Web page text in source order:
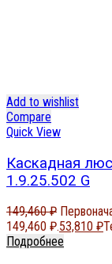
Add to wishlist
Compare
Quick View
Каскадная
1.9.25.502 G
149,460₽
149,460 ₽.53,810 ₽
Подробнее